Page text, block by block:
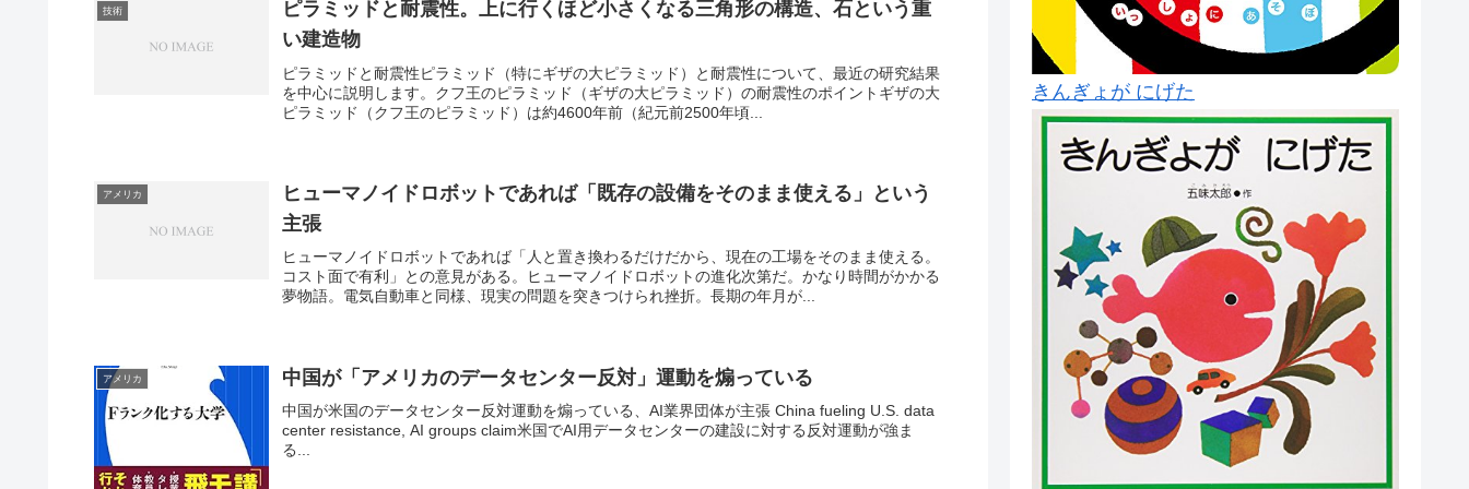
技術
ピラミッドと耐震性。上に行くほど小さくなる三角形の構造、石という重
い建造物
ピラミッドと耐震性ピラミッド（特にギザの大ピラミッド）と耐震性について、最近の研究結果
を中心に説明します。クフ王のピラミッド（ギザの大ピラミッド）の耐震性のポイントギザの大
ピラミッド（クフ王のピラミッド）は約4600年前（紀元前2500年頃...
アメリカ
ヒューマノイドロボットであれば「既存の設備をそのまま使える」という
主張
ヒューマノイドロボットであれば「人と置き換わるだけだから、現在の工場をそのまま使える。
コスト面で有利」との意見がある。ヒューマノイドロボットの進化次第だ。かなり時間がかかる
夢物語。電気自動車と同様、現実の問題を突きつけられ挫折。長期の年月が...
アメリカ 中国が「アメリカのデータセンター反対」運動を煽っている
中国が米国のデータセンター反対運動を煽っている、AI業界団体が主張 China fueling U.S. data
center resistance, AI groups claim米国でAI用データセンターの建設に対する反対運動が強ま
る...
きんぎょが にげた